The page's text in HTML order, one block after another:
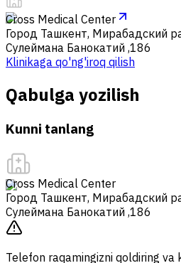
Cross Medical Center
Город Ташкент, Мирабадский
Сулеймана Банокатий ,186
Klinikaga qo'ng'iroq qilish
Qabulga yozilish
Kunni tanlang
Cross Medical Center
Город Ташкент, Мирабадский
Сулеймана Банокатий ,186
Telefon raqamingizni qoldiring va